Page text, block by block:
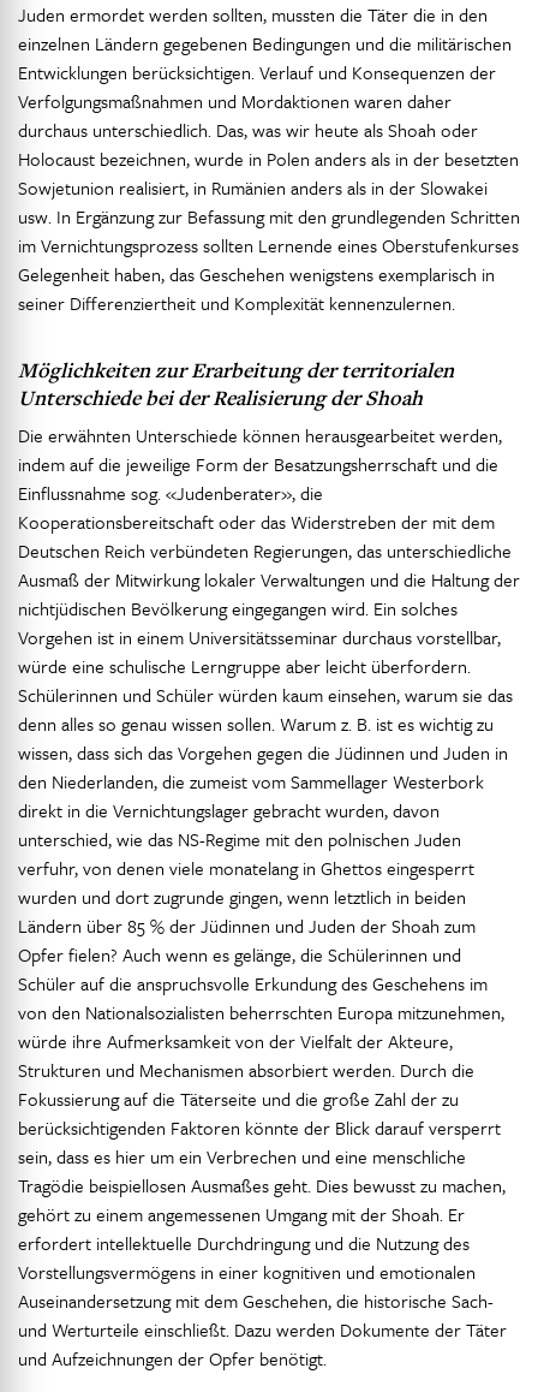
Juden ermordet werden sollten, mussten die Täter die in den
einzelnen Ländern gegebenen Bedingungen und die militärischen
Entwicklungen berücksichtigen. Verlauf und Konsequenzen der
Verfolgungsmaßnahmen und Mordaktionen waren daher
durchaus unterschiedlich. Das, was wir heute als Shoah oder
Holocaust bezeichnen, wurde in Polen anders als in der besetzten
Sowjetunion realisiert, in Rumänien anders als in der Slowakei
usw. In Ergänzung zur Befassung mit den grundlegenden Schritten
im Vernichtungsprozess sollten Lernende eines Oberstufenkurses
Gelegenheit haben, das Geschehen wenigstens exemplarisch in
seiner Differenziertheit und Komplexität kennenzulernen.
Möglichkeiten zur Erarbeitung der territorialen
Unterschiede bei der Realisierung der Shoah
Die erwähnten Unterschiede können herausgearbeitet werden,
indem auf die jeweilige Form der Besatzungsherrschaft und die
Einflussnahme sog. «Judenberater», die
Kooperationsbereitschaft oder das Widerstreben der mit dem
Deutschen Reich verbündeten Regierungen, das unterschiedliche
Ausmaß der Mitwirkung lokaler Verwaltungen und die Haltung der
nichtjüdischen Bevölkerung eingegangen wird. Ein solches
Vorgehen ist in einem Universitätsseminar durchaus vorstellbar,
würde eine schulische Lerngruppe aber leicht überfordern.
Schülerinnen und Schüler würden kaum einsehen, warum sie das
denn alles so genau wissen sollen. Warum z. B. ist es wichtig zu
wissen, dass sich das Vorgehen gegen die Jüdinnen und Juden in
den Niederlanden, die zumeist vom Sammellager Westerbork
direkt in die Vernichtungslager gebracht wurden, davon
unterschied, wie das NS-Regime mit den polnischen Juden
verfuhr, von denen viele monatelang in Ghettos eingesperrt
wurden und dort zugrunde gingen, wenn letztlich in beiden
Ländern über 85 % der Jüdinnen und Juden der Shoah zum
Opfer fielen? Auch wenn es gelänge, die Schülerinnen und
Schüler auf die anspruchsvolle Erkundung des Geschehens im
von den Nationalsozialisten beherrschten Europa mitzunehmen,
würde ihre Aufmerksamkeit von der Vielfalt der Akteure,
Strukturen und Mechanismen absorbiert werden. Durch die
Fokussierung auf die Täterseite und die große Zahl der zu
berücksichtigenden Faktoren könnte der Blick darauf versperrt
sein, dass es hier um ein Verbrechen und eine menschliche
Tragödie beispiellosen Ausmaßes geht. Dies bewusst zu machen,
gehört zu einem angemessenen Umgang mit der Shoah. Er
erfordert intellektuelle Durchdringung und die Nutzung des
Vorstellungsvermögens in einer kognitiven und emotionalen
Auseinandersetzung mit dem Geschehen, die historische Sach-
und Werturteile einschließt. Dazu werden Dokumente der Täter
und Aufzeichnungen der Opfer benötigt.